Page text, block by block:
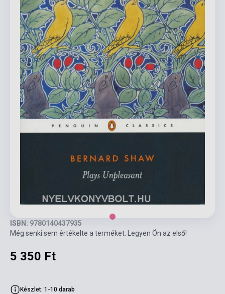
ISBN: 9780140437935
Még senki sem értékelte a terméket. Legyen Ön az első!
5 350 Ft
Készlet: 1-10 darab